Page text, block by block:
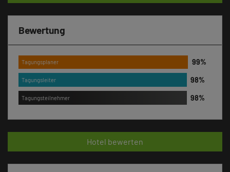
Bewertung
Tagungsplaner
Tagungsleiter
Tagungsteilnehmer
Hotel bewerten